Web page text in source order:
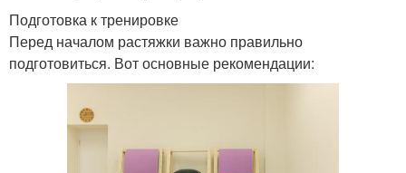
Подготовка к тренировке
Перед началом растяжки важно правильно
подготовиться. Вот основные рекомендации: